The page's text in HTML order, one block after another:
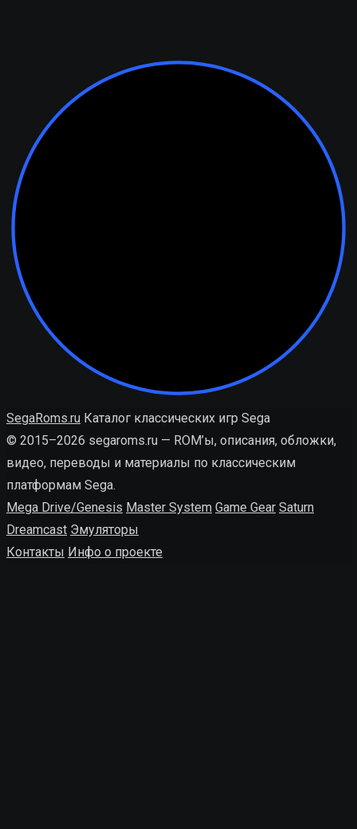
SegaRoms.ru Каталог классических игр Sega
© 2015–2026 segaroms.ru — ROM’ы, описания, обложки,
видео, переводы и материалы по классическим
платформам Sega.
Mega Drive/Genesis Master System Game Gear Saturn
Dreamcast Эмуляторы
Контакты Инфо о проекте